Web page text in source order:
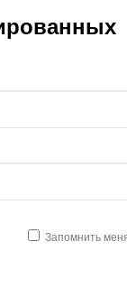
Запомнить